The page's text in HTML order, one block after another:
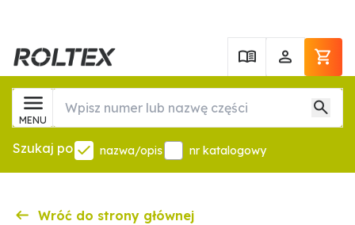
MENU
Szukaj po nazwa/opis nr katalogowy
Wróć do strony głównej